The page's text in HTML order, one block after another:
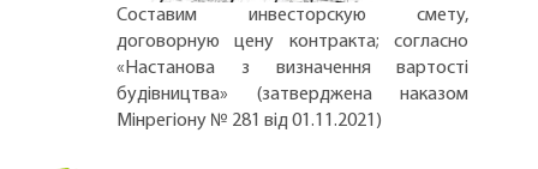
Составим инвесторскую смету,
договорную цену контракта; согласно
«Настанова з визначення вартості
будівництва» (затверджена наказом
Мінрегіону № 281 від 01.11.2021)